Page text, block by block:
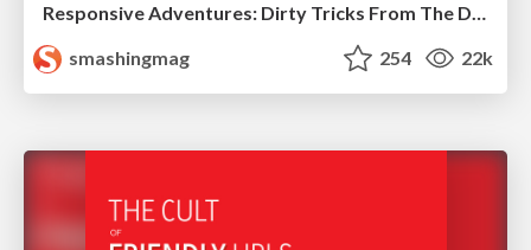
Responsive Adventures: Dirty Tricks From The Dark Corners of Front-End
smashingmag
254 22k